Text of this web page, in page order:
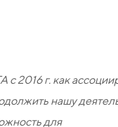
2016 г. как
нашу
для